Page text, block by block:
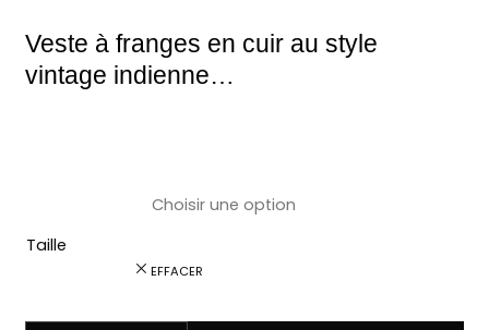
Veste à franges en cuir au style
vintage indienne…
Taille
EFFACER